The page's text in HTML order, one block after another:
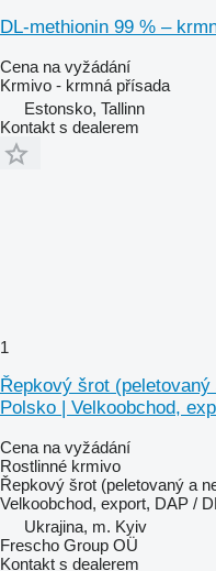
DL-methionin 99 % –
Cena na vyžádání
Krmivo - krmná přísada
Estonsko, Tallinn
Kontakt s dealerem
1
Řepkový šrot
Polsko | Velkoobchod,
Cena na vyžádání
Rostlinné krmivo
Řepkový šrot (peletovaný a
Velkoobchod, export, DAP /
Ukrajina, m. Kyiv
Frescho Group OÜ
Kontakt s dealerem